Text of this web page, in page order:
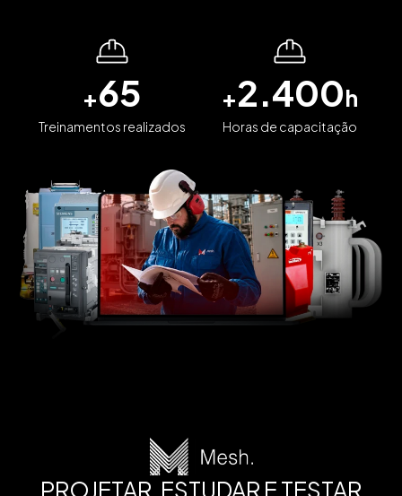
+65
Treinamentos realizados
+2.400h
Horas de capacitação
PROJETAR, ESTUDAR E TESTAR